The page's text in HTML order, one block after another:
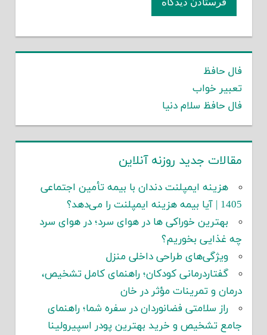
فال حافظ
تعبیر خواب
فال حافظ سلام دنیا
مقالات جدید روزنه آنلاین
هزینه ایمپلنت دندان با بیمه تأمین اجتماعی
1405 | آیا بیمه هزینه ایمپلنت را می‌دهد؟
بهترین خوراکی ها در هوای سرد؛ در هوای سرد
چه غذایی بخوریم؟
ویژگی‌های طراحی داخلی منزل
گفتاردرمانی کودکان؛ راهنمای کامل تشخیص،
درمان و تمرینات مؤثر در خان
راز سلامتی فضانوردان در سفره شما؛ راهنمای
جامع تشخیص و خرید بهترین پودر اسپیرولینا